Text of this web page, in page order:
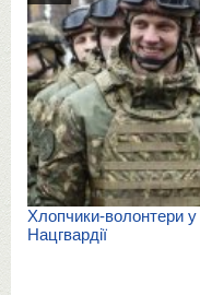
Хлопчики-волонтери у
Нацгвардії